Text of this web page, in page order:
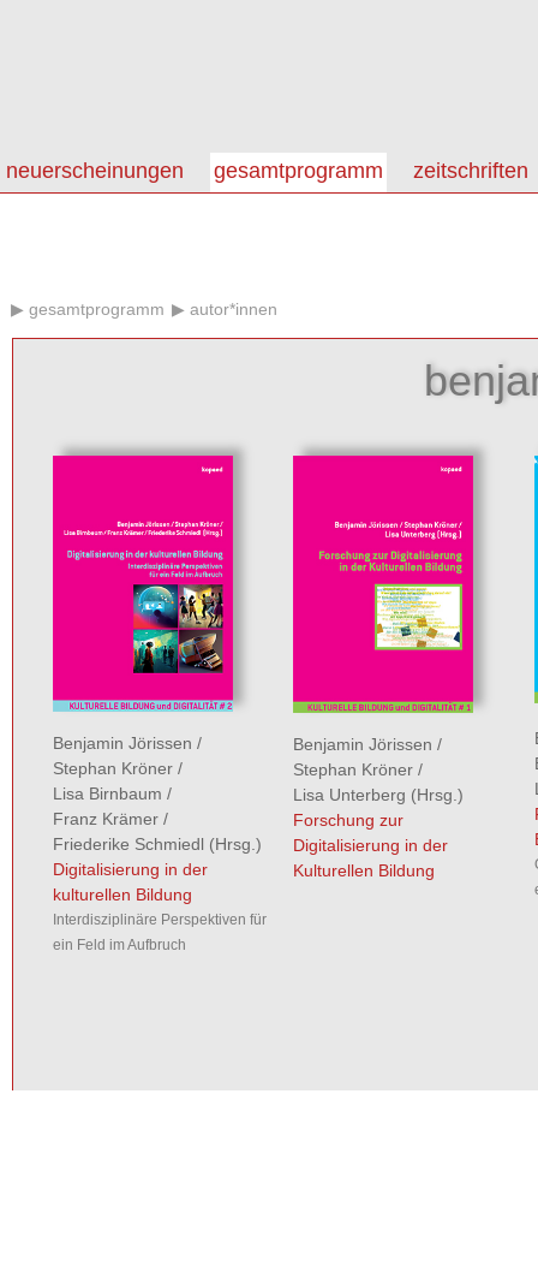
neuerscheinungen gesamtprogramm zeitschriften
gesamtprogramm autor*innen
Benjamin Jörissen /
Stephan Kröner /
Lisa Birnbaum /
Franz Krämer /
Friederike Schmiedl (Hrsg.)
Digitalisierung in der
kulturellen Bildung
Interdisziplinäre Perspektiven für
ein Feld im Aufbruch
Benjamin Jörissen /
Stephan Kröner /
Lisa Unterberg (Hrsg.)
Forschung zur
Digitalisierung in der
Kulturellen Bildung